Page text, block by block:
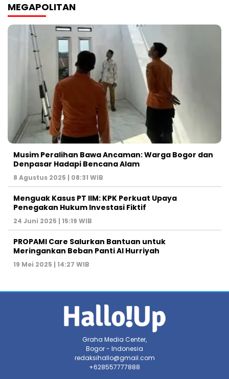
MEGAPOLITAN
Musim Peralihan Bawa Ancaman: Warga Bogor dan
Denpasar Hadapi Bencana Alam
8 Agustus 2025 | 08:31 WIB
Menguak Kasus PT IIM: KPK Perkuat Upaya
Penegakan Hukum Investasi Fiktif
24 Juni 2025 | 15:19 WIB
PROPAMI Care Salurkan Bantuan untuk
Meringankan Beban Panti Al Hurriyah
19 Mei 2025 | 14:27 WIB
Graha Media Center,
Bogor - Indonesia
redaksihallo@gmail.com
+628557777888